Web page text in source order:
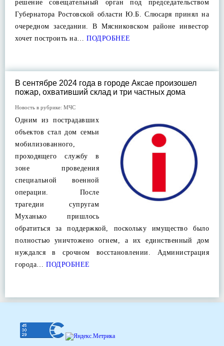
решение совещательный орган под председательством
Губернатора Ростовской области Ю.Б. Слюсаря принял на
очередном заседании. В Мясниковском районе инвестор
хочет построить на… ПОДРОБНЕЕ
В сентябре 2024 года в городе Аксае произошел
пожар, охвативший склад и три частных дома
Новость в рубрике: МЧС
Одним из пострадавших
объектов стал дом семьи
мобилизованного,
проходящего службу в
зоне проведения
специальной военной
операции. После
трагедии супругам
Муханько пришлось
обратиться за поддержкой, поскольку имущество было
полностью уничтожено огнем, а их единственный дом
нуждался в срочном восстановлении. Администрация
города… ПОДРОБНЕЕ